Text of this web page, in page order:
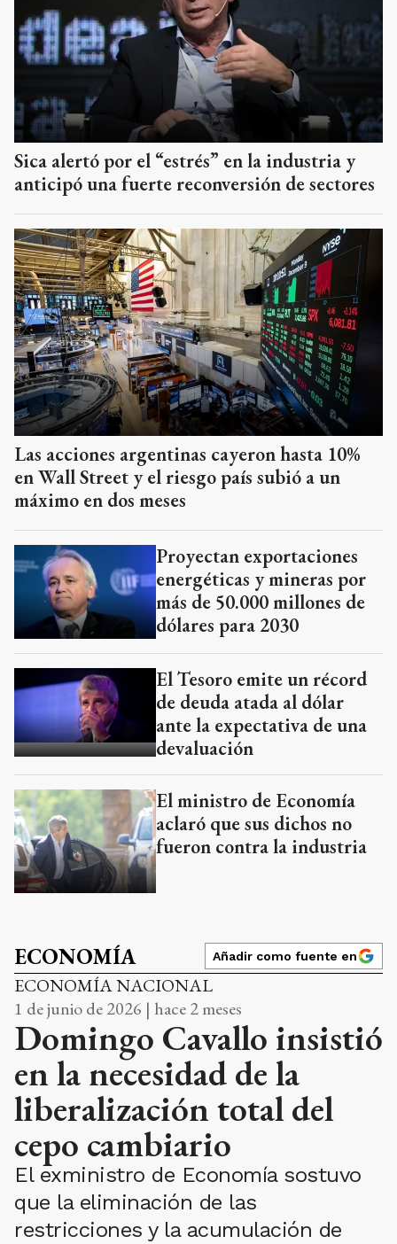
Sica alertó por el “estrés” en la industria y
anticipó una fuerte reconversión de sectores
Las acciones argentinas cayeron hasta 10%
en Wall Street y el riesgo país subió a un
máximo en dos meses
Proyectan exportaciones
energéticas y mineras por
más de 50.000 millones de
dólares para 2030
El Tesoro emite un récord
de deuda atada al dólar
ante la expectativa de una
devaluación
El ministro de Economía
aclaró que sus dichos no
fueron contra la industria
ECONOMÍA Añadir como fuente en
ECONOMÍA NACIONAL
1 de junio de 2026 | hace 2 meses
Domingo Cavallo insistió
en la necesidad de la
liberalización total del
cepo cambiario
El exministro de Economía sostuvo
que la eliminación de las
restricciones y la acumulación de